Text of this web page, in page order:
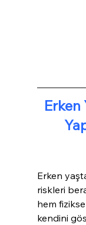
Erken
riskleri
hem
kendini